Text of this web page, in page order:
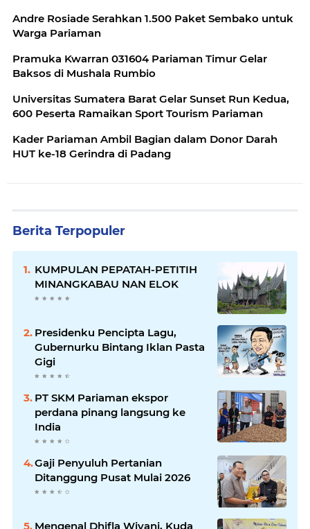
Andre Rosiade Serahkan 1.500 Paket Sembako untuk
Warga Pariaman
Pramuka Kwarran 031604 Pariaman Timur Gelar
Baksos di Mushala Rumbio
Universitas Sumatera Barat Gelar Sunset Run Kedua,
600 Peserta Ramaikan Sport Tourism Pariaman
Kader Pariaman Ambil Bagian dalam Donor Darah
HUT ke-18 Gerindra di Padang
Berita Terpopuler
KUMPULAN PEPATAH-PETITIH
MINANGKABAU NAN ELOK
Presidenku Pencipta Lagu,
Gubernurku Bintang Iklan Pasta
Gigi
PT SKM Pariaman ekspor
perdana pinang langsung ke
India
Gaji Penyuluh Pertanian
Ditanggung Pusat Mulai 2026
Mengenal Dhifla Wiyani, Kuda